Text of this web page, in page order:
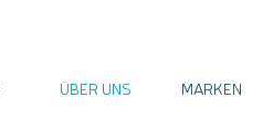
ÜBER UNS MARKEN